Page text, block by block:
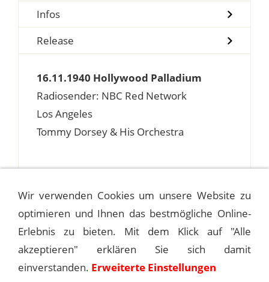
Infos
Release
16.11.1940 Hollywood Palladium
Radiosender: NBC Red Network
Los Angeles
Tommy Dorsey & His Orchestra
1940-11-14 FAME AND FORTUNE
1940-11-18 HOLLYWOOD PALLADIUM
Wir verwenden Cookies um unsere Website zu
optimieren und Ihnen das bestmögliche Online-
Erlebnis zu bieten. Mit dem Klick auf "Alle
akzeptieren" erklären Sie sich damit
einverstanden. Erweiterte Einstellungen